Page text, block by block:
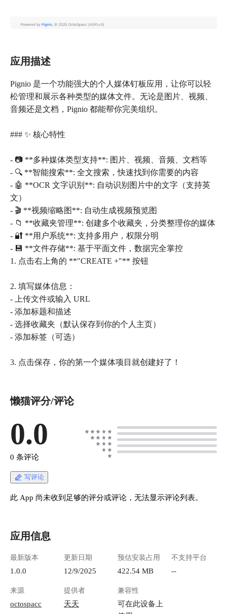
应用描述
Pignio 是一个功能强大的个人媒体钉板应用，让你可以轻
松管理和展示各种类型的媒体文件。无论是图片、视频、
音频还是文档，Pignio 都能帮你完美组织。
### ✨ 核心特性
- 📷 **多种媒体类型支持**: 图片、视频、音频、文档等
- 🔍 **智能搜索**: 全文搜索，快速找到你需要的内容
- 🤖 **OCR 文字识别**: 自动识别图片中的文字（支持英
文）
- 🎬 **视频缩略图**: 自动生成视频预览图
- 📁 **收藏夹管理**: 创建多个收藏夹，分类整理你的媒体
- 🔐 **用户系统**: 支持多用户，权限分明
- 💾 **文件存储**: 基于平面文件，数据完全掌控
1. 点击右上角的 **"CREATE +"** 按钮
2. 填写媒体信息：
- 上传文件或输入 URL
- 添加标题和描述
- 选择收藏夹（默认保存到你的个人主页）
- 添加标签（可选）
懒猫评分/评论
0.0
0 条评论
写评论
此 App 尚未收到足够的评分或评论，无法显示评论列表。
应用信息
最新版本
1.0.0
更新日期
12/9/2025
预估安装占用
422.54 MB
不支持平台
--
来源
octospacc
提供者
天天
兼容性
可在此设备上